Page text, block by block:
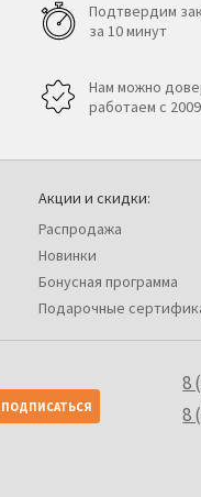
Подтвердим
за 10 минут
Нам можно
работаем с
Акции и скидки:
Распродажа
Новинки
Бонусная программа
Подарочные
8
8